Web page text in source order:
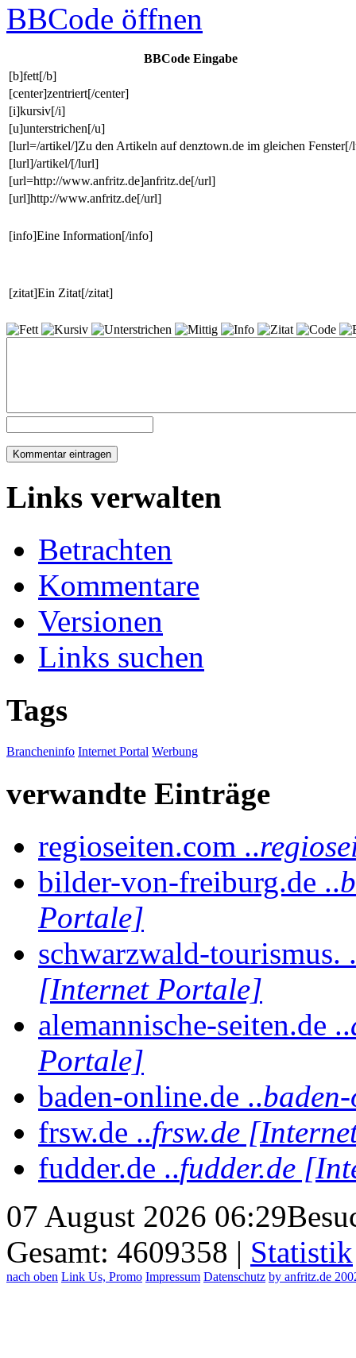
BBCode öffnen
BBCode Eingabe
[b]fett[/b]
[center]zentriert[/center]
[i]kursiv[/i]
[u]unterstrichen[/u]
[lurl=/artikel/]Zu den Artikeln auf denztown.de im gleichen
[lurl]/artikel/[/lurl]
[url=http://www.anfritz.de]anfritz.de[/url]
[url]http://www.anfritz.de[/url]
[info]Eine Information[/info]
[zitat]Ein Zitat[/zitat]
Links verwalten
Betrachten
Kommentare
Versionen
Links suchen
Tags
Brancheninfo Internet Portal Werbung
verwandte Einträge
regioseiten.com ..
bilder-von-freiburg.de ..
Portale]
schwarzwald-tourismus.
[Internet Portale]
alemannische-seiten.de ..
Portale]
baden-online.de ..
frsw.de ..frsw.de
fudder.de ..fudder.de
07 August 2026 06:29
Gesamt: 4609358 | Statistik
nach oben Link Us, Promo Impressum Datenschutz by anfritz.de